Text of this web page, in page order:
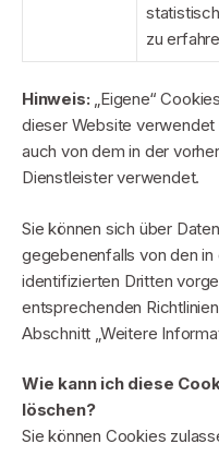
zu
Hinweis: „Eigene“
dieser Website verwendet
auch von dem in der
Dienstleister verwendet.
Sie können sich über
gegebenenfalls von den
identifizierten Dritten
entsprechenden
Abschnitt „Weitere
Wie kann ich diese
löschen?
Sie können Cookies